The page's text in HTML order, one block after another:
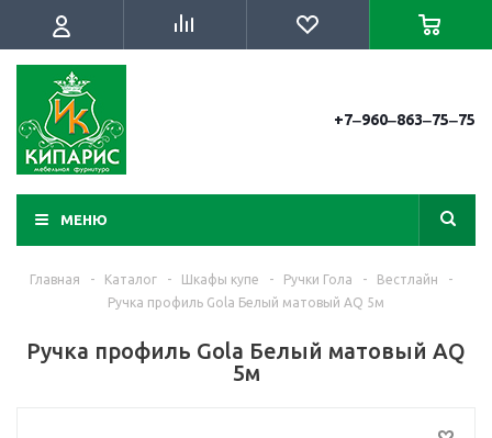
+7‒960‒863‒75‒75
МЕНЮ
Главная - Каталог - Шкафы купе - Ручки Гола - Вестлайн
-
Ручка профиль Gola Белый матовый AQ 5м
Ручка профиль Gola Белый матовый AQ
5м